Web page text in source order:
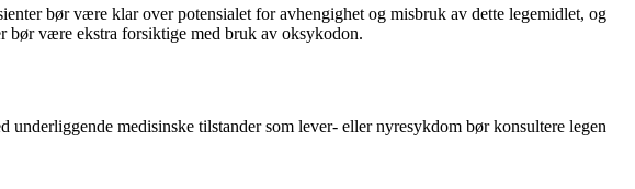
bør være klar over potensialet for avhengighet og misbruk av dette legemidlet, og
bør være ekstra forsiktige med bruk av oksykodon.
medisinske tilstander som lever- eller nyresykdom bør konsultere legen